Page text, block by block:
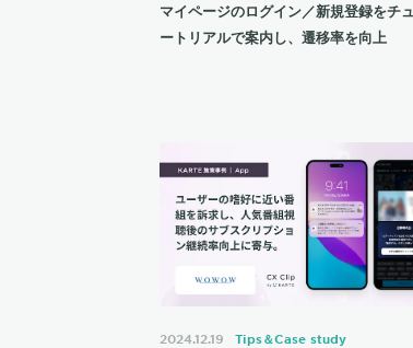
マイページのログイン／新規登録をチュ
ートリアルで案内し、遷移率を向上
2024.12.19 Tips＆Case study